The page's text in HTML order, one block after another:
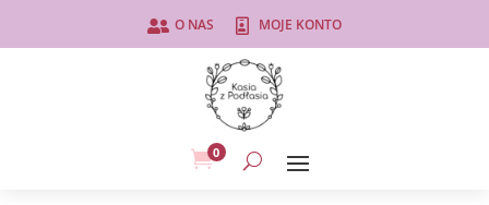
 O NAS  MOJE KONTO
0